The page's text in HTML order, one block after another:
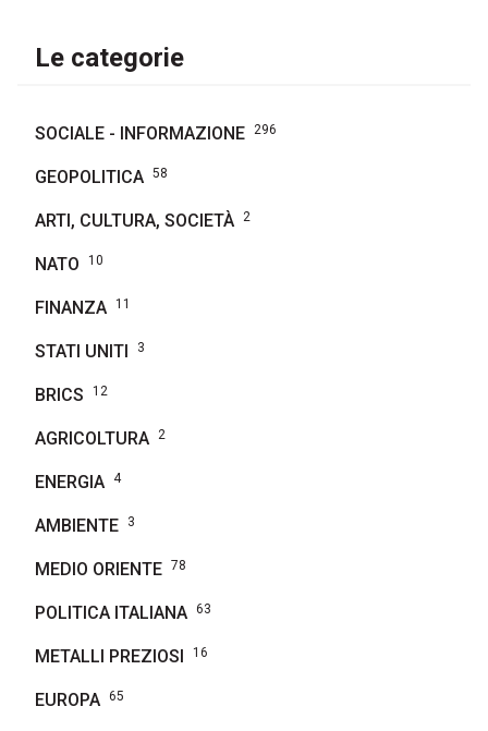
Le categorie
SOCIALE - INFORMAZIONE 296
GEOPOLITICA 58
ARTI, CULTURA, SOCIETÀ 2
NATO 10
FINANZA 11
STATI UNITI 3
BRICS 12
AGRICOLTURA 2
ENERGIA 4
AMBIENTE 3
MEDIO ORIENTE 78
POLITICA ITALIANA 63
METALLI PREZIOSI 16
EUROPA 65